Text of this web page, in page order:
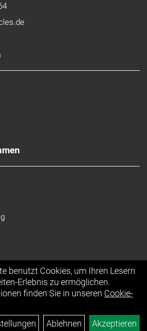
benutzt Cookies, um Ihren Lesern
Erlebnis zu ermöglichen.
finden Sie in unseren Cookie-
Ablehnen Akzeptieren